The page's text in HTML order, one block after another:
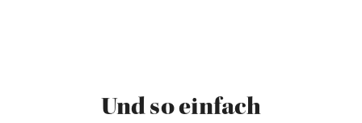
Und so einfach